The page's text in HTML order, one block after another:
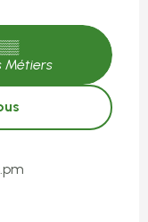
▒▒
Métiers